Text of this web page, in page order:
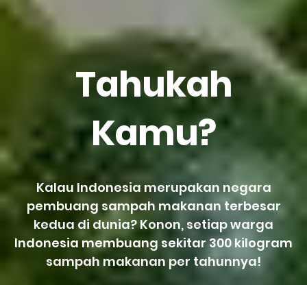
Tahukah
Kamu?
Kalau Indonesia merupakan negara
pembuang sampah makanan terbesar
kedua di dunia? Konon, setiap warga
Indonesia membuang sekitar 300 kilogram
sampah makanan per tahunnya!